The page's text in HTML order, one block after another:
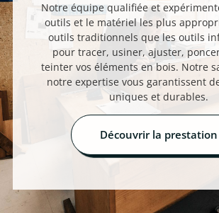
Notre équipe qualifiée et
outils et le matériel les plus
outils traditionnels que les outils
pour tracer, usiner, ajuster,
teinter vos éléments en bois. Notre
notre expertise vous garantissent
uniques et durables.
Découvrir la prestation